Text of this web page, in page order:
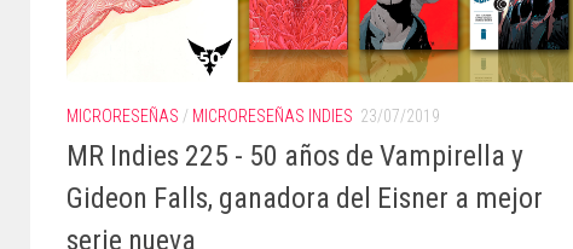
MICRORESEÑAS / MICRORESEÑAS INDIES 23/07/2019
MR Indies 225 - 50 años de Vampirella y
Gideon Falls, ganadora del Eisner a mejor
serie nueva